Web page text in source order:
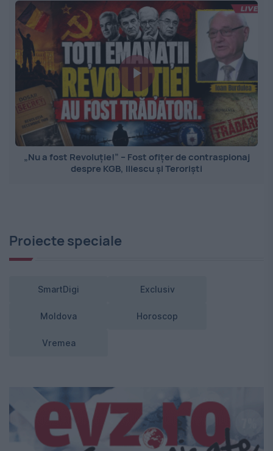
„Nu a fost Revoluție!” – Fost ofițer de contraspionaj
despre KGB, Iliescu și Teroriști
Proiecte speciale
SmartDigi Exclusiv
Moldova Horoscop
Vremea